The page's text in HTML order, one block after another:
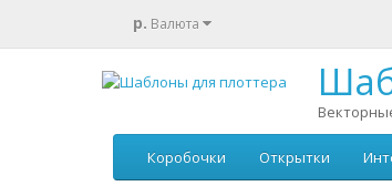
р. Валюта
Коробочки Открытки